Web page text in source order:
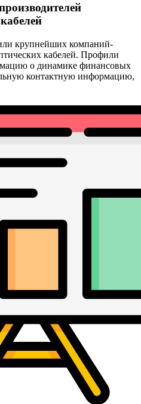
крупнейших компаний-
кабелей. Профили
о динамике финансовых
контактную информацию,